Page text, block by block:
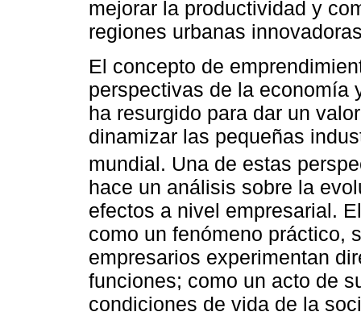
mejorar la productividad y
regiones urbanas
El concepto de
perspectivas de la economía
ha resurgido para dar un
dinamizar las pequeñas
mundial. Una de estas
hace un análisis sobre la
efectos a nivel empresarial.
como un fenómeno práctico,
empresarios experimentan
funciones; como un acto de
condiciones de vida de la